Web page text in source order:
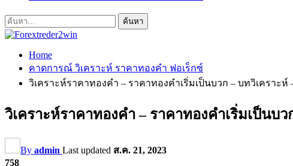
Home
คาดการณ์ วิเคราะห์ ราคาทองคำ ฟอเร็กซ์
วิเคราะห์ราคาทองคำ – ราคาทองคำเริ่มเป็นบวก – บทวิเคราะห์ –
วิเคราะห์ราคาทองคำ – ราคาทองคำเริ่มเป็นบว
By admin Last updated ส.ค. 21, 2023
758